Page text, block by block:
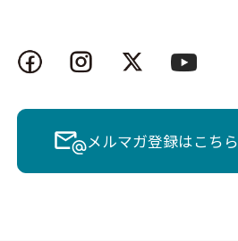
メルマガ登録はこちら